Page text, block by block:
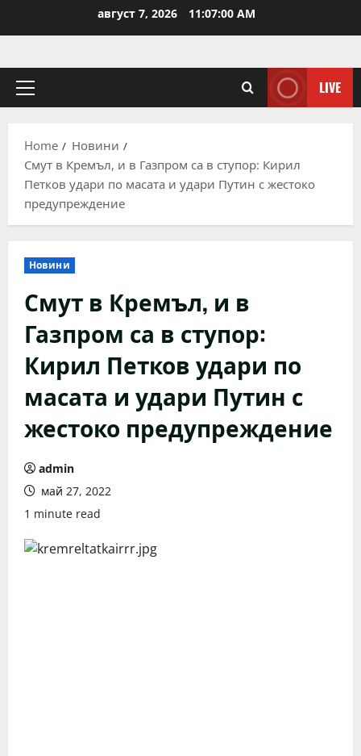
август 7, 2026 11:07:00 AM
Primary
LIVE
Home
Новини
Смут в Кремъл, и в Газпром са в ступор: Кирил
Петков удари по масата и удари Путин с жестоко
предупреждение
Новини
Смут в Кремъл, и в
Газпром са в ступор:
Кирил Петков удари по
масата и удари Путин с
жестоко предупреждение
admin
май 27, 2022
1 minute read